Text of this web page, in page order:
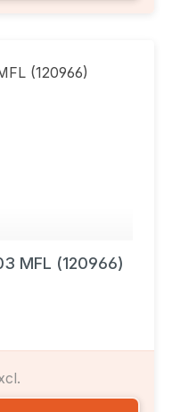
MFL (120966)